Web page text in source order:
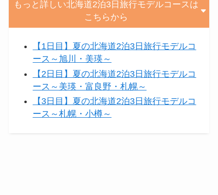
もっと詳しい北海道2泊3日旅行モデルコースは
こちらから
【1日目】夏の北海道2泊3日旅行モデルコ
ース～旭川・美瑛～
【2日目】夏の北海道2泊3日旅行モデルコ
ース～美瑛・富良野・札幌～
【3日目】夏の北海道2泊3日旅行モデルコ
ース～札幌・小樽～